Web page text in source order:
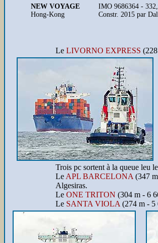
NEW VOYAGE
Hong-Kong
IMO 9686364 -
Constr. 2015 par
Le LIVORNO EXPRESS
Trois pc sortent à la queue leu
Le APL BARCELONA (347
Algesiras.
Le ONE TRITON (304 m - 6
Le SANTA VIOLA (274 m - 5